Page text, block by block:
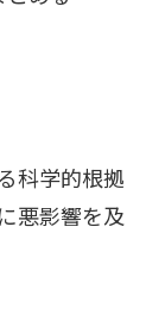
科学的根拠
悪影響を及